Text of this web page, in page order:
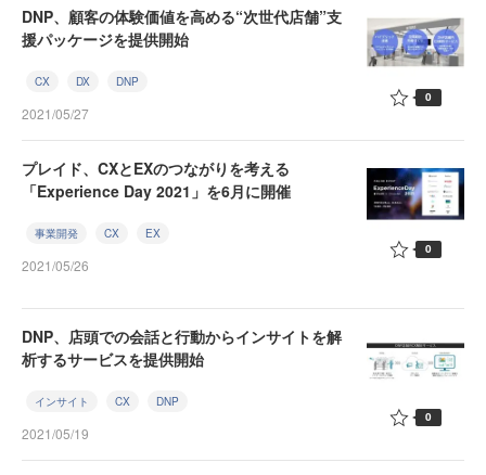
DNP、顧客の体験価値を高める“次世代店舗”支
援パッケージを提供開始
CX DX DNP
2021/05/27
0
プレイド、CXとEXのつながりを考える
「Experience Day 2021」を6月に開催
事業開発 CX EX
2021/05/26
0
DNP、店頭での会話と行動からインサイトを解
析するサービスを提供開始
インサイト CX DNP
2021/05/19
0